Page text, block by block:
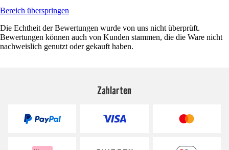
Bereich überspringen
Die Echtheit der Bewertungen wurde von uns nicht überprüft.
Bewertungen können auch von Kunden stammen, die die Ware nicht
nachweislich genutzt oder gekauft haben.
Zahlarten